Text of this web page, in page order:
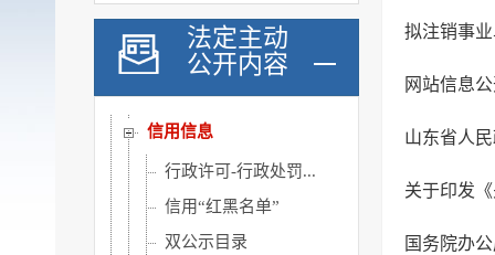
法定主动
公开内容
审计公开
行政执法公示
双随机一公开
信用信息
行政许可-行政处罚...
信用“红黑名单”
双公示目录
拟注销事
网站信息
关于印发